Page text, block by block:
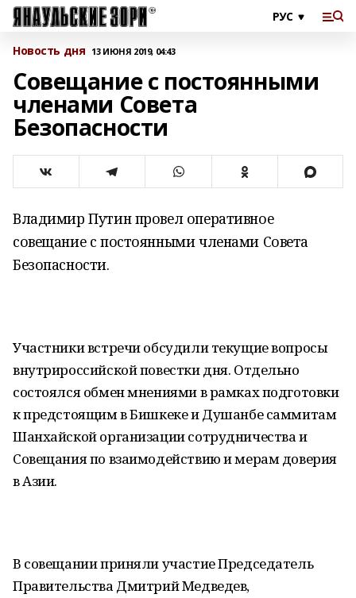
Новость дня 13 ИЮНЯ 2019, 04:43
Совещание с постоянными
членами Совета
Безопасности
Владимир Путин провел оперативное
совещание с постоянными членами Совета
Безопасности.
Участники встречи обсудили текущие вопросы
внутрироссийской повестки дня. Отдельно
состоялся обмен мнениями в рамках подготовки
к предстоящим в Бишкеке и Душанбе саммитам
Шанхайской организации сотрудничества и
Совещания по взаимодействию и мерам доверия
в Азии.
В совещании приняли участие Председатель
Правительства Дмитрий Медведев,